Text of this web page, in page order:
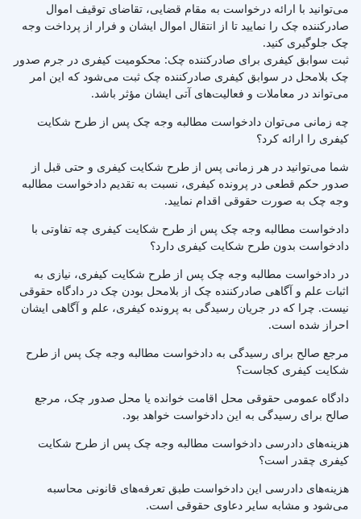
می‌توانید با ارائه درخواست به مقام قضایی، تقاضای توقیف اموال
صادرکننده چک را نمایید تا از انتقال اموال ایشان و فرار از پرداخت وجه
چک جلوگیری کنید.
ثبت سوابق کیفری برای صادرکننده چک: محکومیت کیفری در جرم صدور
چک بلامحل در سوابق کیفری صادرکننده چک ثبت می‌شود که این امر
می‌تواند در معاملات و فعالیت‌های آتی ایشان مؤثر باشد.
چه زمانی می‌توان دادخواست مطالبه وجه چک پس از طرح شکایت
کیفری را ارائه کرد؟
شما می‌توانید در هر زمانی پس از طرح شکایت کیفری و حتی قبل از
صدور حکم قطعی در پرونده کیفری، نسبت به تقدیم دادخواست مطالبه
وجه چک به صورت حقوقی اقدام نمایید.
دادخواست مطالبه وجه چک پس از طرح شکایت کیفری چه تفاوتی با
دادخواست بدون طرح شکایت کیفری دارد؟
در دادخواست مطالبه وجه چک پس از طرح شکایت کیفری، نیازی به
اثبات علم و آگاهی صادرکننده چک از بلامحل بودن چک در دادگاه حقوقی
نیست. چرا که در جریان رسیدگی به پرونده کیفری، علم و آگاهی ایشان
احراز شده است.
مرجع صالح برای رسیدگی به دادخواست مطالبه وجه چک پس از طرح
شکایت کیفری کجاست؟
دادگاه عمومی حقوقی محل اقامت خوانده یا محل صدور چک، مرجع
صالح برای رسیدگی به این دادخواست خواهد بود.
هزینه‌های دادرسی دادخواست مطالبه وجه چک پس از طرح شکایت
کیفری چقدر است؟
هزینه‌های دادرسی این دادخواست طبق تعرفه‌های قانونی محاسبه
می‌شود و مشابه سایر دعاوی حقوقی است.